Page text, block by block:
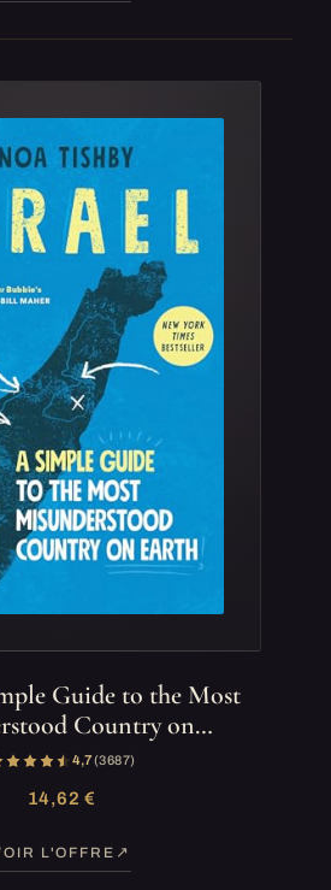
Guide to the Most
Country on…
4,7(3 687)
14,62 €
L'OFFRE